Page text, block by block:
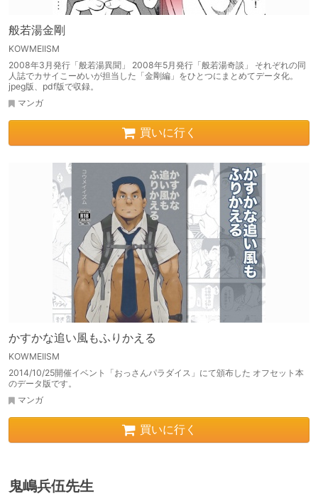
般若湯金剛
KOWMEIISM
2008年3月発行「般若湯異聞」 2008年5月発行「般若湯奇談」 それぞれの同
人誌でカサイこーめいが担当した「金剛編」をひとつにまとめてデータ化。
jpeg版、pdf版で収録。
マンガ
買いに行く
かすかな追い風もふりかえる
KOWMEIISM
2014/10/25開催イベント「おっさんパラダイス」にて頒布した オフセット本
のデータ版です。
マンガ
買いに行く
鬼嶋兵伍先生